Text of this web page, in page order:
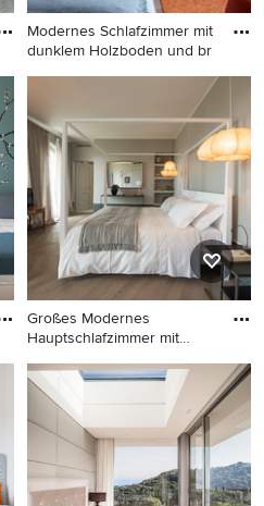
Modernes Schlafzimmer mit
dunklem Holzboden und br
Modernes Schlafzimmer mit
dunklem Holzboden und
braunem Boden in Mailand
Großes Modernes
Hauptschlafzimmer mit
Großes Modernes
Hauptschlafzimmer mit
grauer Wandfarbe, dunklem
Holzboden und Kaminofen in
Florenz